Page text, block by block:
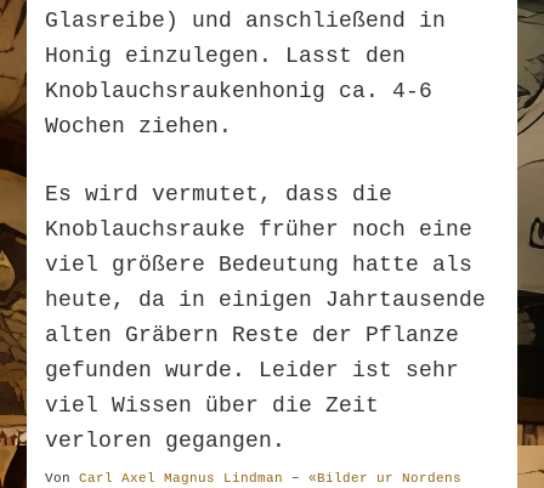
Glasreibe) und anschließend in
Honig einzulegen. Lasst den
Knoblauchsraukenhonig ca. 4-6
Wochen ziehen.
Es wird vermutet, dass die
Knoblauchsrauke früher noch eine
viel größere Bedeutung hatte als
heute, da in einigen Jahrtausende
alten Gräbern Reste der Pflanze
gefunden wurde. Leider ist sehr
viel Wissen über die Zeit
verloren gegangen.
VonCarl Axel Magnus Lindman –«Bilder ur Nordens